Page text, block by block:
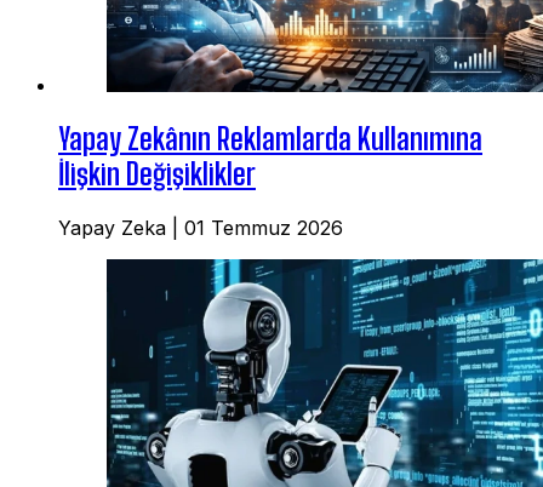
Yapay Zekânın Reklamlarda Kullanımına
İlişkin Değişiklikler
Yapay Zeka 01 Temmuz 2026